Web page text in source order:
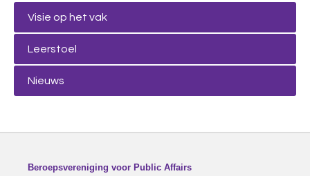
Visie op het vak
Leerstoel
Nieuws
Beroepsvereniging voor Public Affairs